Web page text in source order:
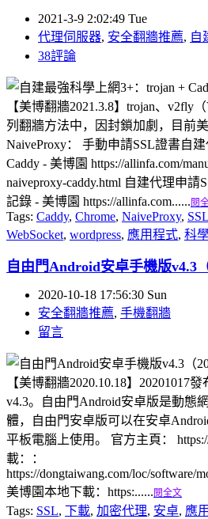
2021-3-9 2:02:49 Tue
代理伺服器, 安全翻牆推薦, 自
38評論
【美博翻牆2021.3.8】trojan、v2fly
列翻牆方法中，因封鎖加劇，目前
NaiveProxy： 手動申請SSL證書自
Caddy - 美博園 https://allinfa.com/
naiveproxy-caddy.html 自建代理申
記錄 - 美博園 https://allinfa.com...... 閱
Tags: Caddy, Chrome, NaiveProxy, SSL
WebSocket, wordpress, 應用程式, 科
自由門Android安卓手機版v4.3（
2020-10-18 17:56:30 Sun
安全翻牆推薦, 手機翻牆
留言
【美博翻牆2020.10.18】20201017
v4.3。自由門Android安卓版是動態
體，自由門安卓版可以在安卓
平板電腦上使用。 官方主頁：
載：：
https://dongtaiwang.com/loc/software/
美博園本地下載：https:...... 閱全文
Tags: SSL, 下載, 加密代理, 安卓, 應